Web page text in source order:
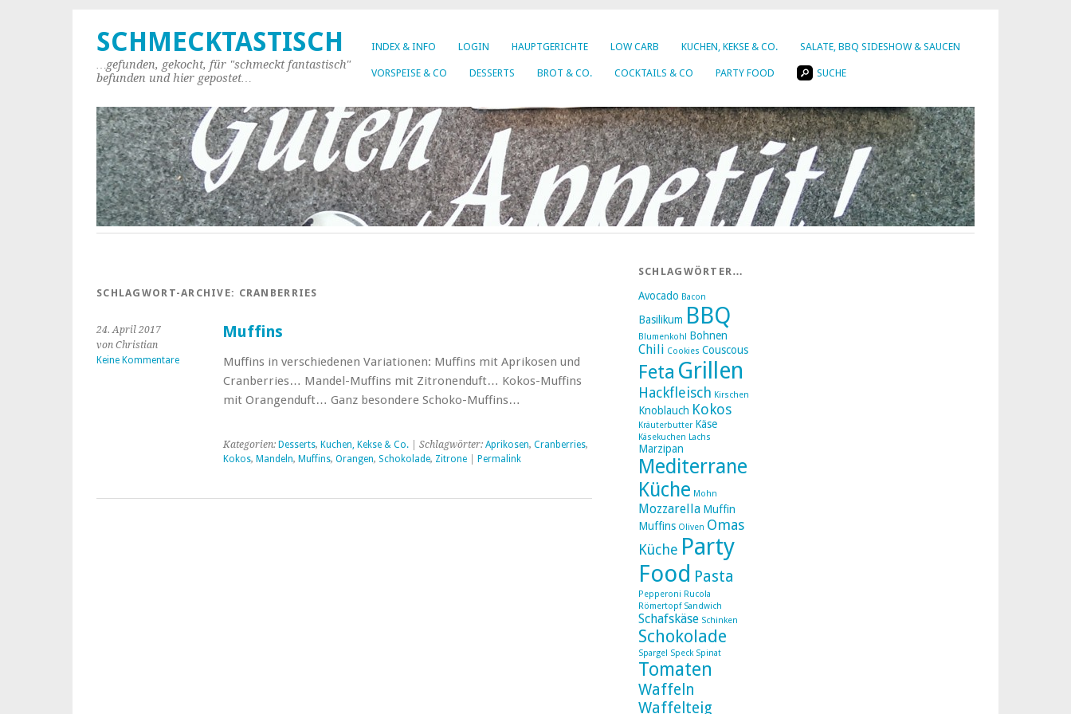
INDEX & INFO LOGIN HAUPTGERICHTE LOW CARB KUCHEN, KEKSE & CO. SALATE, BBQ SIDESHOW & SAUCEN
VORSPEISE & CO DESSERTS BROT & CO. COCKTAILS & CO PARTY FOOD SUCHE
SCHMECKTASTISCH
…gefunden, gekocht, für "schmeckt fantastisch"
befunden und hier gepostet…
SCHLAGWORT-ARCHIVE: CRANBERRIES
24. April 2017
von Christian
Keine Kommentare
Muffins
Muffins in verschiedenen Variationen: Muffins mit Aprikosen und
Cranberries… Mandel-Muffins mit Zitronenduft… Kokos-Muffins
mit Orangenduft… Ganz besondere Schoko-Muffins…
Kategorien: Desserts, Kuchen, Kekse & Co.| Schlagwörter: Aprikosen, Cranberries,
Kokos, Mandeln, Muffins, Orangen, Schokolade, Zitrone| Permalink
SCHLAGWÖRTER…
Avocado Bacon
Basilikum BBQ
Blumenkohl Bohnen
Chili Cookies Couscous
Feta Grillen
Hackfleisch Kirschen
Knoblauch Kokos
Kräuterbutter Käse
Käsekuchen Lachs
Marzipan
Mediterrane
Küche Mohn
Mozzarella Muffin
Muffins Oliven Omas
Küche Party
Food Pasta
Pepperoni Rucola
Römertopf Sandwich
Schafskäse Schinken
Schokolade
Spargel Speck Spinat
Tomaten
Waffeln
Waffelteig